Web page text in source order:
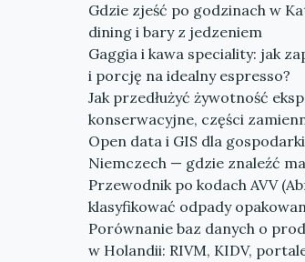
Gdzie zjeść po godzinach w
dining i bary z jedzeniem
Gaggia i kawa speciality: jak
i porcję na idealny espresso?
Jak przedłużyć żywotność
konserwacyjne, części
Open data i GIS dla
Niemczech — gdzie znaleźć
Przewodnik po kodach AVV
klasyfikować odpady
Porównanie baz danych o
w Holandii: RIVM, KIDV,